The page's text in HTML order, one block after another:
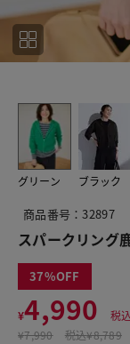
グリーン ブラック
商品番号：32897
スパークリング
37
¥4,990 税
¥7,990 税込¥8,789
この商品をシェ